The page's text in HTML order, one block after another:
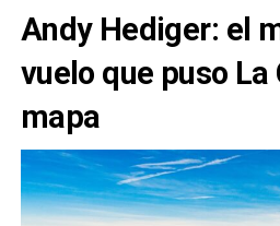
Andy Hediger: el
vuelo que puso La
mapa